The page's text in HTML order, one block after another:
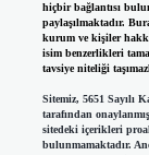
hiçbir bağlantısı
paylaşılmaktadır.
kurum ve kişiler
isim benzerlikleri
tavsiye niteliği
Sitemiz, 5651 Sayılı
tarafından
sitedeki içerikleri
bulunmamaktadır.